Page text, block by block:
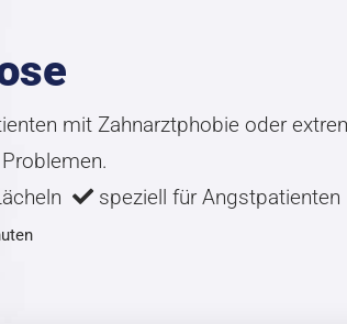
mit Zahnarztphobie oder
speziell für Angstpatienten